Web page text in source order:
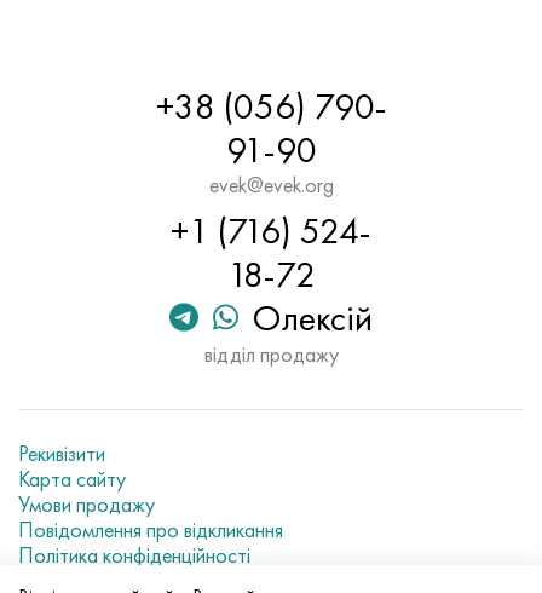
+38 (056) 790-
91-90
evek@evek.org
+1 (716) 524-
18-72
Олексій
відділ продажу
Рекивізити
Карта сайту
Умови продажу
Повідомлення про відкликання
Політика конфіденційності